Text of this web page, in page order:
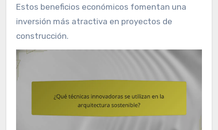
Estos beneficios económicos fomentan una
inversión más atractiva en proyectos de
construcción.